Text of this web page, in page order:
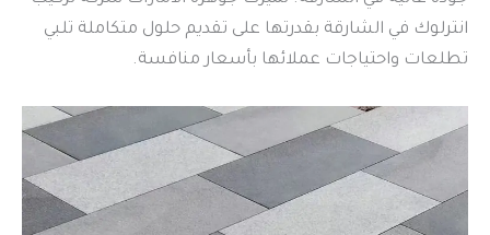
انترلوك في الشارقة بقدرتها على تقديم حلول متكاملة تلبي
تطلعات واحتياجات عملائها بأسعار منافسة.